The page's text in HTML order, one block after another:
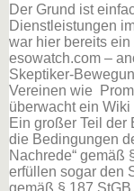
Der Grund ist
Dienstleistungen
war hier bereits
esowatch.com –
Skeptiker-
Vereinen wie
überwacht ein
Ein großer Teil der
die Bedingungen
Nachrede“ gemäß
erfüllen sogar den
gemäß § 187